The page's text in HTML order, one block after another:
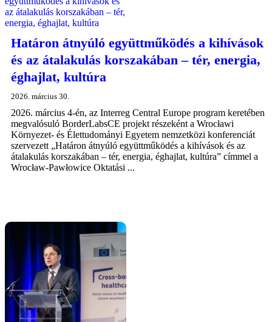
Határon átnyúló együttműködés a kihívások
és az átalakulás korszakában – tér, energia,
éghajlat, kultúra
2026. március 30.
2026. március 4-én, az Interreg Central Europe program keretében
megvalósuló BorderLabsCE projekt részeként a Wrocławi
Környezet- és Élettudományi Egyetem nemzetközi konferenciát
szervezett „Határon átnyúló együttműködés a kihívások és az
átalakulás korszakában – tér, energia, éghajlat, kultúra” címmel a
Wrocław-Pawłowice Oktatási ...